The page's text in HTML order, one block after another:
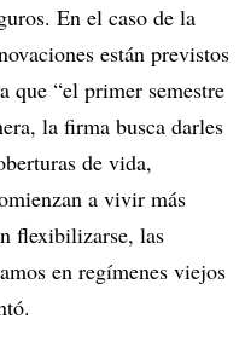
En el caso de la
están previstos
que “el primer semestre
la firma busca darles
de vida,
a vivir más
flexibilizarse, las
en regímenes viejos